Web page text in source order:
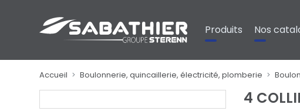
Produits Nos
Accueil Boulonnerie, quincaillerie, électricité, plomberie
4